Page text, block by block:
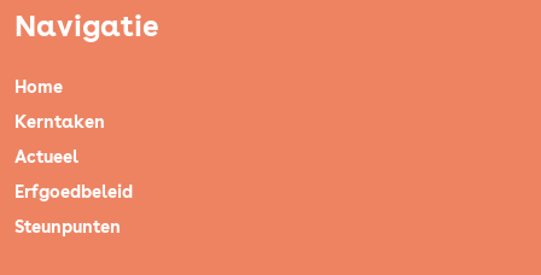
Navigatie
Home
Kerntaken
Actueel
Erfgoedbeleid
Steunpunten